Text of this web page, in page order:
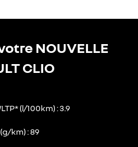
NOUVELLE
CLIO
(l/100km) 3.9
(g/km) 89